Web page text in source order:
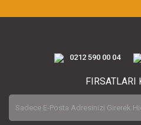
0212 590 00 04
FIRSATLARI